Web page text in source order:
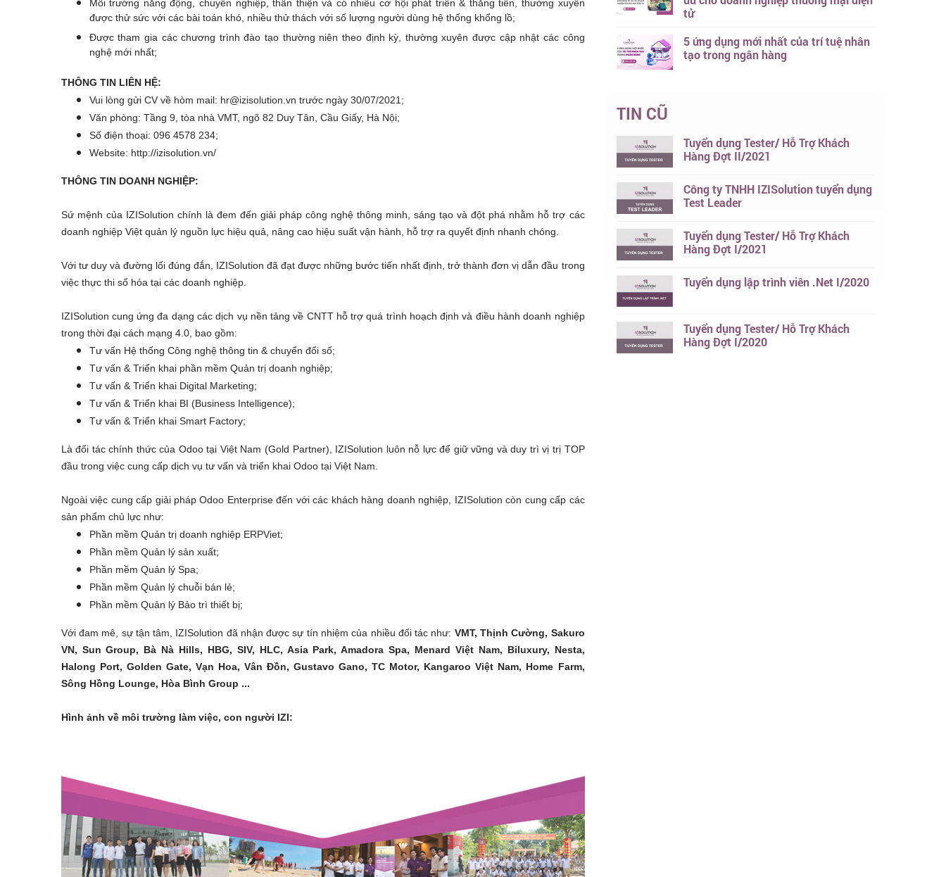
Môi trường năng động, chuyên nghiệp, thân thiện và có nhiều cơ hội phát triển & thăng tiến, thường xuyên
được thử sức với các bài toán khó, nhiều thử thách với số lượng người dùng hệ thống khổng lồ;
Được tham gia các chương trình đào tạo thường niên theo định kỳ, thường xuyên được cập nhật các công
nghệ mới nhất;
THÔNG TIN LIÊN HỆ:
Vui lòng gửi CV về hòm mail: hr@izisolution.vn trước ngày 30/07/2021;
Văn phòng: Tầng 9, tòa nhà VMT, ngõ 82 Duy Tân, Cầu Giấy, Hà Nội;
Số điện thoại: 096 4578 234;
Website: http://izisolution.vn/
THÔNG TIN DOANH NGHIỆP:
Sứ mệnh của IZISolution chính là đem đến giải pháp công nghệ thông minh, sáng tạo và đột phá nhằm hỗ trợ các
doanh nghiệp Việt quản lý nguồn lực hiệu quả, nâng cao hiệu suất vận hành, hỗ trợ ra quyết định nhanh chóng.
Với tư duy và đường lối đúng đắn, IZISolution đã đạt được những bước tiến nhất định, trở thành đơn vị dẫn đầu trong
việc thực thi số hóa tại các doanh nghiệp.
IZISolution cung ứng đa dạng các dịch vụ nền tảng về CNTT hỗ trợ quá trình hoạch định và điều hành doanh nghiệp
trong thời đại cách mạng 4.0, bao gồm:
Tư vấn Hệ thống Công nghệ thông tin & chuyển đổi số;
Tư vấn & Triển khai phần mềm Quản trị doanh nghiệp;
Tư vấn & Triển khai Digital Marketing;
Tư vấn & Triển khai BI (Business Intelligence);
Tư vấn & Triển khai Smart Factory;
Là đối tác chính thức của Odoo tại Việt Nam (Gold Partner), IZISolution luôn nỗ lực để giữ vững và duy trì vị trị TOP
đầu trong việc cung cấp dịch vụ tư vấn và triển khai Odoo tại Việt Nam.
Ngoài việc cung cấp giải pháp Odoo Enterprise đến với các khách hàng doanh nghiệp, IZISolution còn cung cấp các
sản phẩm chủ lực như:
Phần mềm Quản trị doanh nghiệp ERPViet;
Phần mềm Quản lý sản xuất;
Phần mềm Quản lý Spa;
Phần mềm Quản lý chuỗi bán lẻ;
Phần mềm Quản lý Bảo trì thiết bị;
Với đam mê, sự tận tâm, IZISolution đã nhận được sự tín nhiệm của nhiều đối tác như: VMT, Thịnh Cường, Sakuro
VN, Sun Group, Bà Nà Hills, HBG, SIV, HLC, Asia Park, Amadora Spa, Menard Việt Nam, Biluxury, Nesta,
Halong Port, Golden Gate, Vạn Hoa, Vân Đồn, Gustavo Gano, TC Motor, Kangaroo Việt Nam, Home Farm,
Sông Hồng Lounge, Hòa Bình Group ...
Hình ảnh về môi trường làm việc, con người IZI:
tử
5 ứng dụng mới nhất của trí tuệ nhân
tạo trong ngân hàng
TIN CŨ
Tuyển dụng Tester/ Hỗ Trợ Khách
Hàng Đợt II/2021
Công ty TNHH IZISolution tuyển dụng
Test Leader
Tuyển dụng Tester/ Hỗ Trợ Khách
Hàng Đợt I/2021
Tuyển dụng lập trình viên .Net I/2020
Tuyển dụng Tester/ Hỗ Trợ Khách
Hàng Đợt I/2020